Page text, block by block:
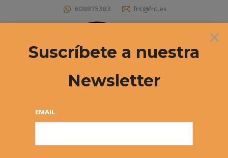
608875383 fnt@fnt.es
Buscar:
CAMPEONATO NAVARRO
×
Suscríbete a nuestra
Newsletter
EMAIL